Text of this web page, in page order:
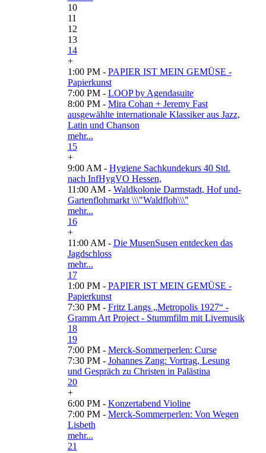
10
11
12
13
14
+
1:00 PM - PAPIER IST MEIN GEMÜSE -
Papierkunst
7:00 PM - LOOP by Agendasuite
8:00 PM - Mira Cohan + Jeremy Fast
ausgewählte internationale Klassiker aus Jazz,
Latin und Chanson
mehr...
15
+
9:00 AM - Hygiene Sachkundekurs 40 Std.
nach InfHygVO Hessen,
11:00 AM - Waldkolonie Darmstadt, Hof und-
Gartenflohmarkt \\\"Waldfloh\\\"
mehr...
16
+
11:00 AM - Die MusenSusen entdecken das
Jagdschloss
mehr...
17
1:00 PM - PAPIER IST MEIN GEMÜSE -
Papierkunst
7:30 PM - Fritz Langs „Metropolis 1927“ -
Gramm Art Project - Stummfilm mit Livemusik
18
19
7:00 PM - Merck-Sommerperlen: Curse
7:30 PM - Johannes Zang: Vortrag, Lesung
und Gespräch zu Christen in Palästina
20
+
6:00 PM - Konzertabend Violine
7:00 PM - Merck-Sommerperlen: Von Wegen
Lisbeth
mehr...
21